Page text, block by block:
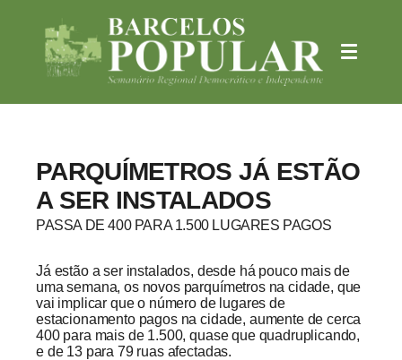
PARQUÍMETROS JÁ ESTÃO
A SER INSTALADOS
PASSA DE 400 PARA 1.500 LUGARES PAGOS
Já estão a ser instalados, desde há pouco mais de
uma semana, os novos parquímetros na cidade, que
vai implicar que o número de lugares de
estacionamento pagos na cidade, aumente de cerca
400 para mais de 1.500, quase que quadruplicando,
e de 13 para 79 ruas afectadas.